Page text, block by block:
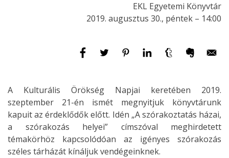
EKL Egyetemi Könyvtár
2019. augusztus 30., péntek – 14:00
A Kulturális Örökség Napjai keretében 2019.
szeptember 21-én ismét megnyitjuk könyvtárunk
kapuit az érdeklődők előtt. Idén „A szórakoztatás házai,
a szórakozás helyei” címszóval meghirdetett
témakörhöz kapcsolódóan az igényes szórakozás
széles tárházát kínáljuk vendégeinknek.